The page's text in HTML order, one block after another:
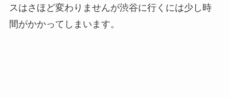
スはさほど変わりませんが渋谷に行くには少し時
間がかかってしまいます。